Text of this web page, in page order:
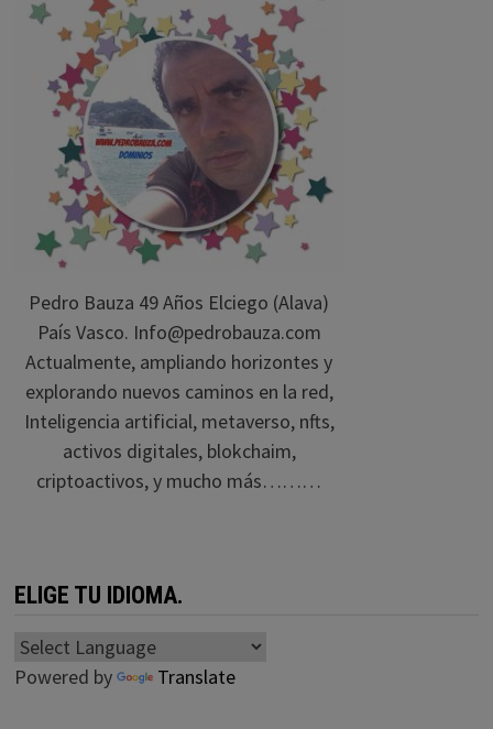
Pedro Bauza 49 Años Elciego (Alava)
País Vasco. Info@pedrobauza.com
Actualmente, ampliando horizontes y
explorando nuevos caminos en la red,
Inteligencia artificial, metaverso, nfts,
activos digitales, blokchaim,
criptoactivos, y mucho más………
ELIGE TU IDIOMA.
Powered by Translate